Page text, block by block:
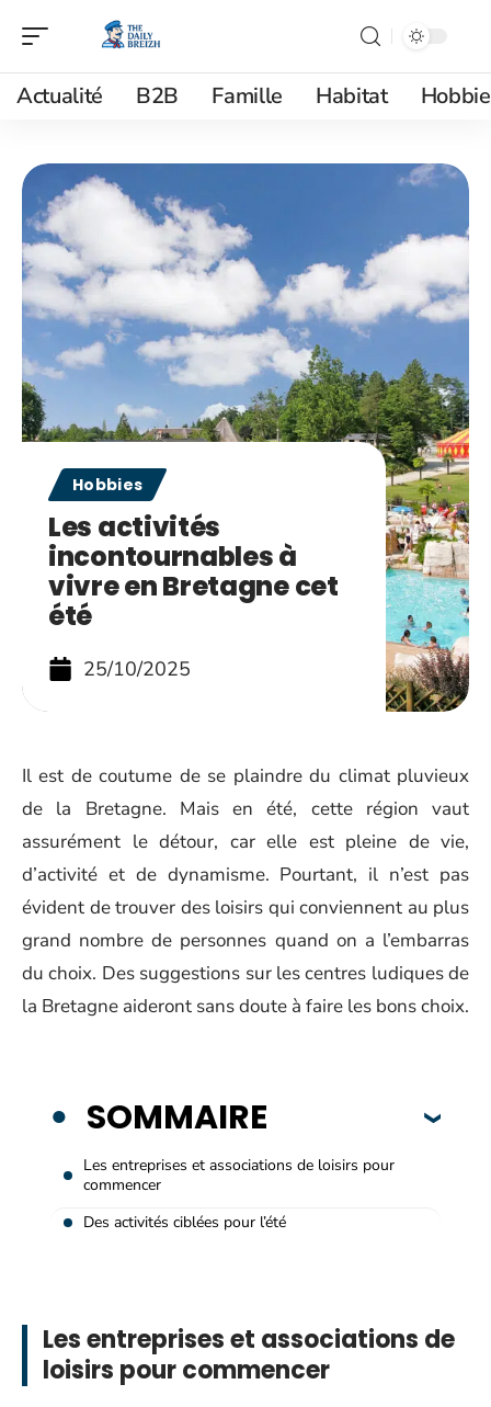
Actualité B2B Famille Habitat
Hobbies
Les activités
incontournables à
vivre en Bretagne cet
été
25/10/2025
Il est de coutume de se plaindre du climat pluvieux
de la Bretagne. Mais en été, cette région vaut
assurément le détour, car elle est pleine de vie,
d’activité et de dynamisme. Pourtant, il n’est pas
évident de trouver des loisirs qui conviennent au plus
grand nombre de personnes quand on a l’embarras
du choix. Des suggestions sur les centres ludiques de
la Bretagne aideront sans doute à faire les bons choix.
SOMMAIRE
Les entreprises et associations de loisirs pour
commencer
Des activités ciblées pour l’été
Les entreprises et associations de
loisirs pour commencer